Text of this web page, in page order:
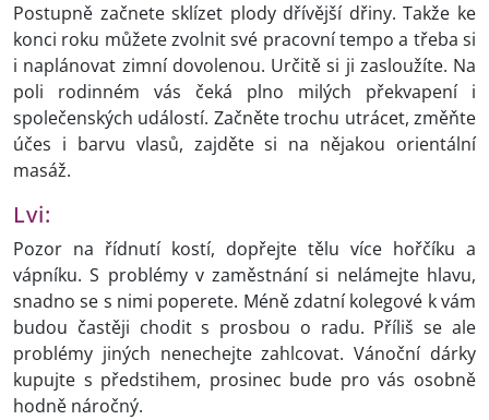
Postupně začnete sklízet plody dřívější dřiny. Takže ke
konci roku můžete zvolnit své pracovní tempo a třeba si
i naplánovat zimní dovolenou. Určitě si ji zasloužíte. Na
poli rodinném vás čeká plno milých překvapení i
společenských událostí. Začněte trochu utrácet, změňte
účes i barvu vlasů, zajděte si na nějakou orientální
masáž.
Lvi:
Pozor na řídnutí kostí, dopřejte tělu více hořčíku a
vápníku. S problémy v zaměstnání si nelámejte hlavu,
snadno se s nimi poperete. Méně zdatní kolegové k vám
budou častěji chodit s prosbou o radu. Příliš se ale
problémy jiných nenechejte zahlcovat. Vánoční dárky
kupujte s předstihem, prosinec bude pro vás osobně
hodně náročný.